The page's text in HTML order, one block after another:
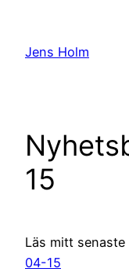
innehåll
Jens Holm
15
Läs mitt
04-15